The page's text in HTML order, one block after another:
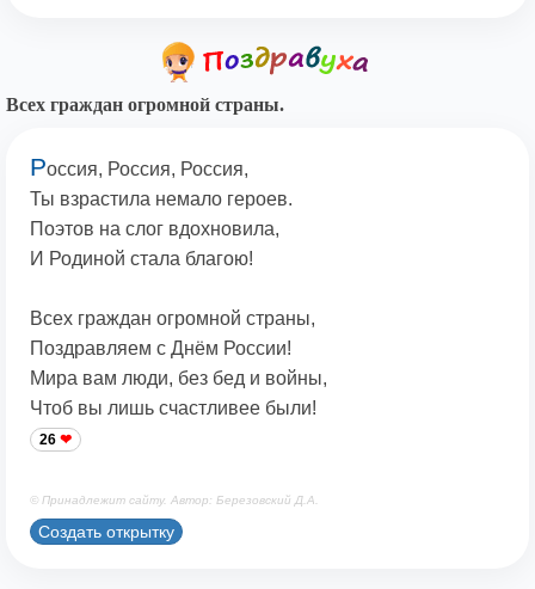
Всех граждан огромной страны.
Россия, Россия, Россия,
Ты взрастила немало героев.
Поэтов на слог вдохновила,
И Родиной стала благою!
Всех граждан огромной страны,
Поздравляем с Днём России!
Мира вам люди, без бед и войны,
Чтоб вы лишь счастливее были!
26
© Принадлежит сайту. Автор: Березовский Д.А.
Создать открытку